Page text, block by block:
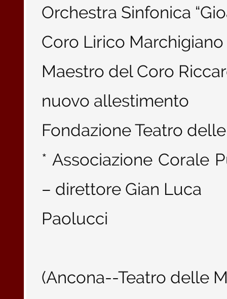
Orchestra Sinfonica
Coro Lirico Marchigiano
Maestro del Coro
nuovo allestimento
Fondazione Teatro
* Associazione Corale
– direttore Gian Luca
Paolucci
(Ancona--Teatro delle